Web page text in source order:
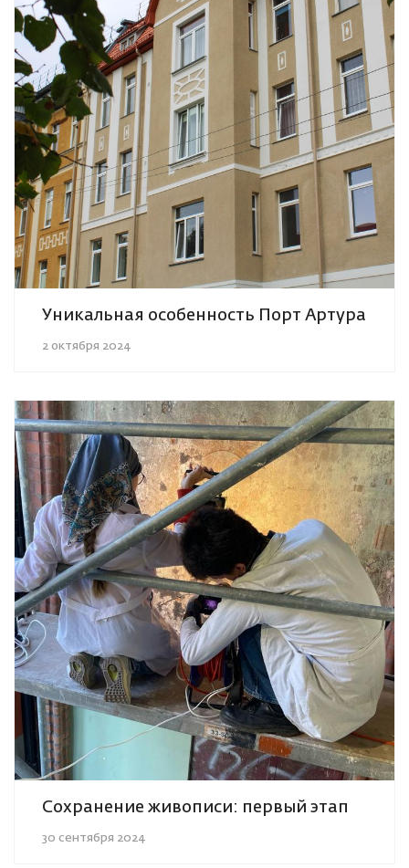
Уникальная особенность Порт Артура
2 октября 2024
Сохранение живописи: первый этап
30 сентября 2024